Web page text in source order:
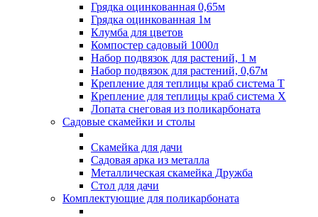
Грядка оцинкованная 0,65м
Грядка оцинкованная 1м
Клумба для цветов
Компостер садовый 1000л
Набор подвязок для растений, 1 м
Набор подвязок для растений, 0,67м
Крепление для теплицы краб система Т
Крепление для теплицы краб система Х
Лопата снеговая из поликарбоната
Садовые скамейки и столы
Скамейка для дачи
Садовая арка из металла
Металлическая скамейка Дружба
Стол для дачи
Комплектующие для поликарбоната